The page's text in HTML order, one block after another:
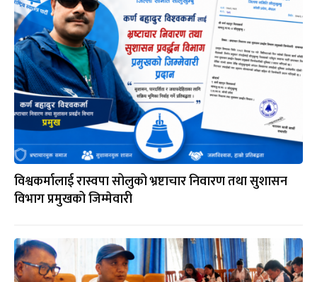
विश्वकर्मालाई रास्वपा सोलुको भ्रष्टाचार निवारण तथा सुशासन
विभाग प्रमुखको जिम्मेवारी